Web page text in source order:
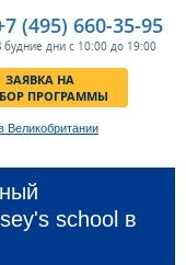
(495) 660-35-95
будние дни с 10:00 до 19:00
ЗАЯВКА НА
ПОДБОР ПРОГРАММЫ
Великобритании
school в